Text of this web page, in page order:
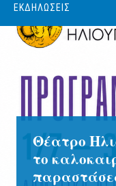
ΕΚΔΗΛΏΣΕΙΣ
Θέατρο
το